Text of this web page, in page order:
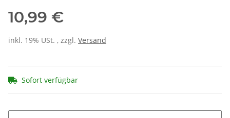
10,99 €
inkl. 19% USt. , zzgl. Versand
Sofort verfügbar